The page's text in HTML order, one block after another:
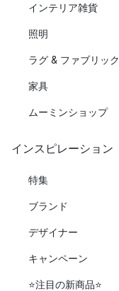
インテリア雑貨
照明
ラグ & ファブリック
家具
ムーミンショップ
インスピレーション
特集
ブランド
デザイナー
キャンペーン
⭐️注目の新商品⭐️